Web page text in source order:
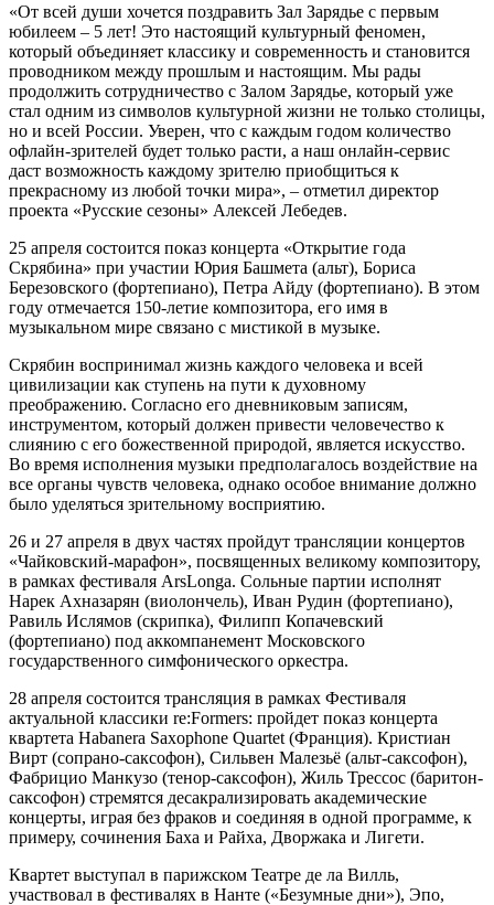
«От всей души хочется поздравить Зал Зарядье с первым
юбилеем – 5 лет! Это настоящий культурный феномен,
который объединяет классику и современность и становится
проводником между прошлым и настоящим. Мы рады
продолжить сотрудничество с Залом Зарядье, который уже
стал одним из символов культурной жизни не только столицы,
но и всей России. Уверен, что с каждым годом количество
офлайн-зрителей будет только расти, а наш онлайн-сервис
даст возможность каждому зрителю приобщиться к
прекрасному из любой точки мира», – отметил директор
проекта «Русские сезоны» Алексей Лебедев.
25 апреля состоится показ концерта «Открытие года
Скрябина» при участии Юрия Башмета (альт), Бориса
Березовского (фортепиано), Петра Айду (фортепиано). В этом
году отмечается 150-летие композитора, его имя в
музыкальном мире связано с мистикой в музыке.
Скрябин воспринимал жизнь каждого человека и всей
цивилизации как ступень на пути к духовному
преображению. Согласно его дневниковым записям,
инструментом, который должен привести человечество к
слиянию с его божественной природой, является искусство.
Во время исполнения музыки предполагалось воздействие на
все органы чувств человека, однако особое внимание должно
было уделяться зрительному восприятию.
26 и 27 апреля в двух частях пройдут трансляции концертов
«Чайковский-марафон», посвященных великому композитору,
в рамках фестиваля ArsLonga. Сольные партии исполнят
Нарек Ахназарян (виолончель), Иван Рудин (фортепиано),
Равиль Ислямов (скрипка), Филипп Копачевский
(фортепиано) под аккомпанемент Московского
государственного симфонического оркестра.
28 апреля состоится трансляция в рамках Фестиваля
актуальной классики re:Formers: пройдет показ концерта
квартета Habanera Saxophone Quartet (Франция). Кристиан
Вирт (сопрано-саксофон), Сильвен Малезьё (альт-саксофон),
Фабрицио Манкузо (тенор-саксофон), Жиль Трессос (баритон-
саксофон) стремятся десакрализировать академические
концерты, играя без фраков и соединяя в одной программе, к
примеру, сочинения Баха и Райха, Дворжака и Лигети.
Квартет выступал в парижском Театре де ла Вилль,
участвовал в фестивалях в Нанте («Безумные дни»), Эпо,